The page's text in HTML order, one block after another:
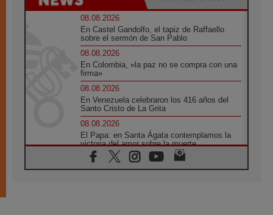
08.08.2026
En Castel Gandolfo, el tapiz de Raffaello
sobre el sermón de San Pablo
08.08.2026
En Colombia, «la paz no se compra con una
firma»
08.08.2026
En Venezuela celebraron los 416 años del
Santo Cristo de La Grita
08.08.2026
El Papa: en Santa Ágata contemplamos la
victoria del amor sobre la muerte
08.08.2026
León XIV visitará el Santuario de la Madre